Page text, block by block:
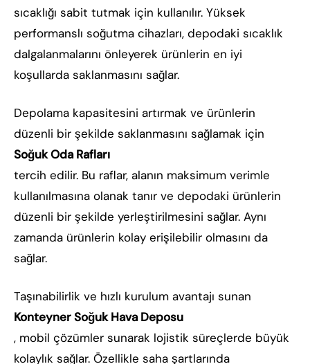
sıcaklığı sabit tutmak için kullanılır. Yüksek
performanslı soğutma cihazları, depodaki sıcaklık
dalgalanmalarını önleyerek ürünlerin en iyi
koşullarda saklanmasını sağlar.
Depolama kapasitesini artırmak ve ürünlerin
düzenli bir şekilde saklanmasını sağlamak için
Soğuk Oda Rafları
tercih edilir. Bu raflar, alanın maksimum verimle
kullanılmasına olanak tanır ve depodaki ürünlerin
düzenli bir şekilde yerleştirilmesini sağlar. Aynı
zamanda ürünlerin kolay erişilebilir olmasını da
sağlar.
Taşınabilirlik ve hızlı kurulum avantajı sunan
Konteyner Soğuk Hava Deposu
, mobil çözümler sunarak lojistik süreçlerde büyük
kolaylık sağlar. Özellikle saha şartlarında